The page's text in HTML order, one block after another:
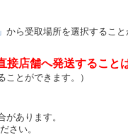
から受取場所を選択すること
店舗へ発送すること
ことができます。）
あります。
さい。